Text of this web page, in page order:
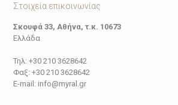
Στοιχεία επικοινωνίας
Σκουφά 33, Αθήνα, τ.κ. 10673
Ελλάδα
Τηλ: +30 210 3628642
Φαξ: +30 210 3628642
E-mail: info@myral.gr